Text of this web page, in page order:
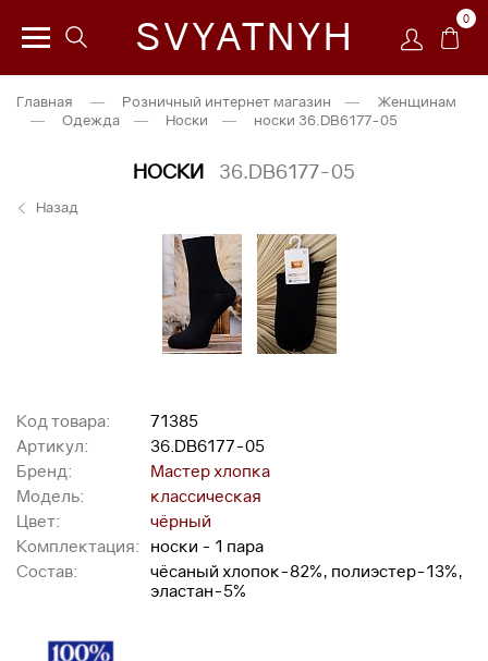
SVYATNYH 0
Главная — Розничный интернет магазин —
Женщинам
—
Одежда — Носки — носки 36.DB6177-05
НОСКИ 36.DB6177-05
Назад
Код товара:
71385
Артикул:
36.DB6177-05
Бренд:
Мастер хлопка
Модель:
классическая
Цвет:
чёрный
Комплектация:
носки - 1 пара
Состав:
чёсаный хлопок-82%, полиэстер-13%,
эластан-5%